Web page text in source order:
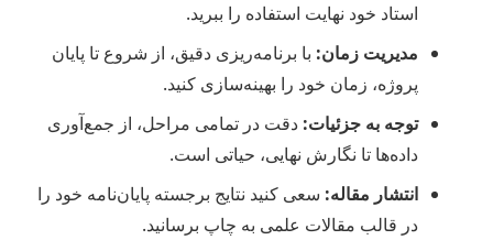
استاد خود نهایت استفاده را ببرید.
مدیریت زمان: با برنامه‌ریزی دقیق، از شروع تا پایان
پروژه، زمان خود را بهینه‌سازی کنید.
توجه به جزئیات: دقت در تمامی مراحل، از جمع‌آوری
داده‌ها تا نگارش نهایی، حیاتی است.
انتشار مقاله: سعی کنید نتایج برجسته پایان‌نامه خود را
در قالب مقالات علمی به چاپ برسانید.